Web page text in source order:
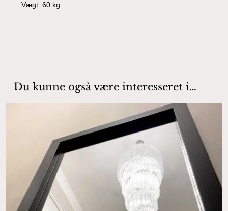
Vægt: 60 kg
Du kunne også være interesseret i…